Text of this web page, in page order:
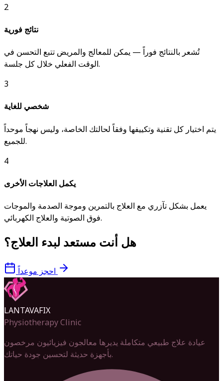
2
نتائج فورية
تُشعر بالنتائج فوراً — يمكن للمعالج والمريض تتبع التحسن في
الوقت الفعلي خلال كل جلسة.
3
شخصي للغاية
يتم اختيار كل تقنية وتكييفها وفقاً لحالتك الخاصة، وليس نهجاً موحداً
للجميع.
4
يكمل العلاجات الأخرى
يعمل بشكل تآزري مع العلاج بالتمرين وموجة الصدمة والموجات
فوق الصوتية والعلاج الكهربائي.
هل أنت مستعد لبدء العلاج؟
احجز موعداً
LANTAVAFIX
Physiotherapy Clinic
عيادة علاج طبيعي متكاملة يديرها معالجون فيزيائيون مرخصون
بأجهزة حديثة لتحسين جودة حياتك.